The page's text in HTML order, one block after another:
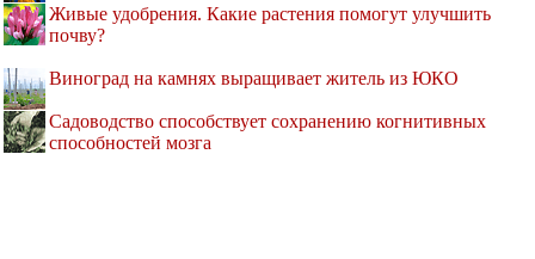
Живые удобрения. Какие растения помогут улучшить
почву?
Виноград на камнях выращивает житель из ЮКО
Садоводство способствует сохранению когнитивных
способностей мозга